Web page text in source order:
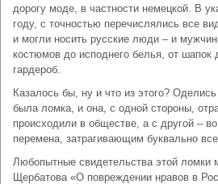
дорогу моде, в частности немецкой. В
году, с точностью перечислялись все
и могли носить русские люди – и
костюмов до исподнего белья, от
гардероб.
Казалось бы, ну и что из этого?
была ломка, и она, с одной стороны,
происходили в обществе, а с другой –
перемена, затрагивающим буквально
Любопытные свидетельства этой
Щербатова «О повреждении нравов в